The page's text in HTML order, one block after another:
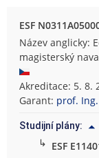
ESF
Název anglicky:
magisterský
Akreditace: 5. 8.
Garant: prof.
Studijní plány:
↳ ESF